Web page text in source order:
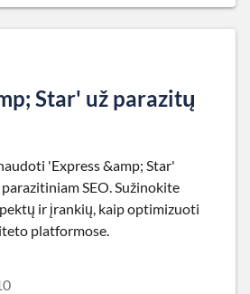
Star' už parazitų
'Express &amp; Star'
SEO. Sužinokite
ir įrankių, kaip optimizuoti
platformose.